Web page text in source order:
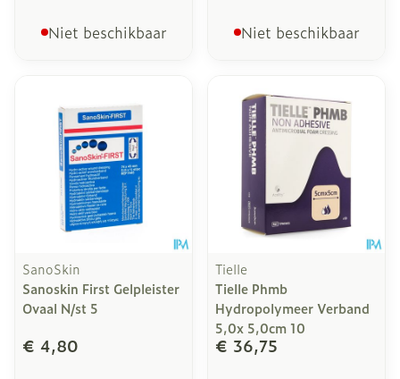
Niet beschikbaar Niet beschikbaar
SanoSkin
Sanoskin First Gelpleister
Ovaal N/st 5
€ 4,80
Tielle
Tielle Phmb
Hydropolymeer Verband
5,0x 5,0cm 10
€ 36,75